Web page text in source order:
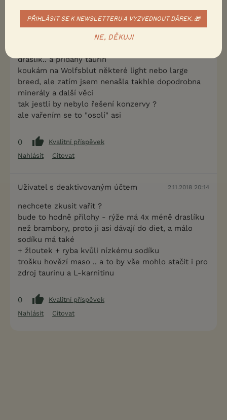
dietou!
já vím, jenže ta rýže tam funguje pro něco -
draslík.. a přidaný taurin
koukám na Wolfsblut některé light nebo large
breed, ale zatím jsem nenašla takhle dopodrobna
minerály a další věci
tak jestli by nebylo řešení konzervy ?
ale vařením se to "osolí" asi
0
Kvalitní příspěvek
Nahlásit
Citovat
Uživatel s deaktivovaným účtem 2.11.2018 20:14
nechcete zkusit vařit ?
bude to hodně přílohy - rýže má 4x méně draslíku
než brambory, proto ji asi dávají do diet, a málo
sodíku má také
+ žloutek + ryba kvůli nízkému sodíku
trošku hovězí maso .. a to by vše mohlo stačit i pro
zdroj taurinu a L-karnitinu
0
Kvalitní příspěvek
Nahlásit
Citovat
PŘIHLÁSIT SE K NEWSLETTERU A VYZVEDNOUT DÁREK. 🎁
NE, DĚKUJI